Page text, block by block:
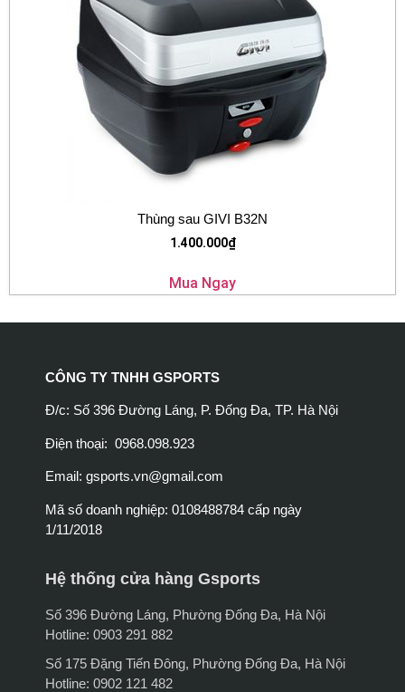
Thùng sau GIVI B32N
1.400.000₫
Mua Ngay
CÔNG TY TNHH GSPORTS
Đ/c: Số 396 Đường Láng, P. Đống Đa, TP. Hà Nội
Điện thoại: 0968.098.923
Email: gsports.vn@gmail.com
Mã số doanh nghiệp: 0108488784 cấp ngày
1/11/2018
Hệ thống cửa hàng Gsports
Số 396 Đường Láng, Phường Đống Đa, Hà Nội
Hotline: 0903 291 882
Số 175 Đặng Tiến Đông, Phường Đống Đa, Hà Nội
Hotline: 0902 121 482